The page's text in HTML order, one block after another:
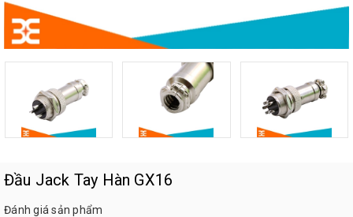
Đầu Jack Tay Hàn GX16
Đánh giá sản phẩm